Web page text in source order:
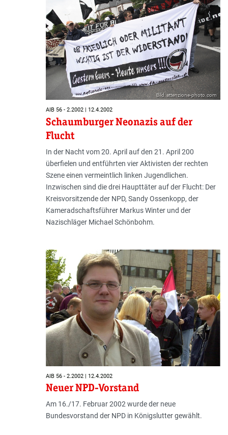
Bild: attenzione-photo.com
AIB 56 - 2.2002 | 12.4.2002
Schaumburger Neonazis auf der
Flucht
In der Nacht vom 20. April auf den 21. April 200
überfielen und entführten vier Aktivisten der rechten
Szene einen vermeintlich linken Jugendlichen.
Inzwischen sind die drei Haupttäter auf der Flucht: Der
Kreisvorsitzende der NPD, Sandy Ossenkopp, der
Kameradschaftsführer Markus Winter und der
Nazischläger Michael Schönbohm.
AIB 56 - 2.2002 | 12.4.2002
Neuer NPD-Vorstand
Am 16./17. Februar 2002 wurde der neue
Bundesvorstand der NPD in Königslutter gewählt.